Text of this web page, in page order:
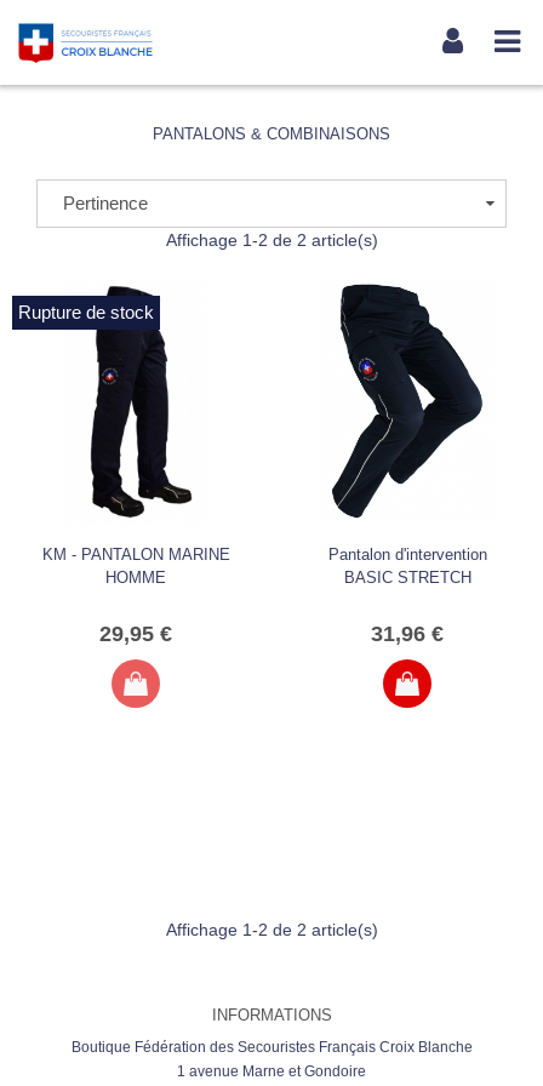
PANTALONS & COMBINAISONS
Pertinence
Affichage 1-2 de 2 article(s)
KM - PANTALON MARINE
HOMME
29,95 €
Rupture de stock
Pantalon d'intervention
BASIC STRETCH
31,96 €
Affichage 1-2 de 2 article(s)
INFORMATIONS
Boutique Fédération des Secouristes Français Croix Blanche
1 avenue Marne et Gondoire